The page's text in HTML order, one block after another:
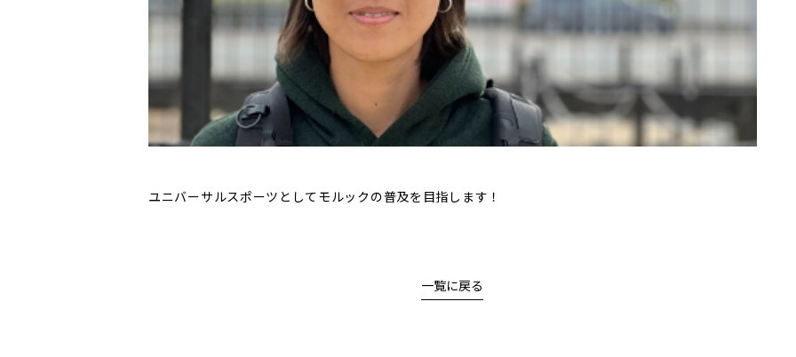
ユニバーサルスポーツとしてモルックの普及を目指します！
一覧に戻る